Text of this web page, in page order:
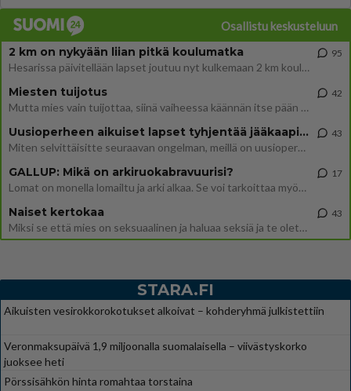
Osallistu keskusteluun
2 km on nykyään liian pitkä koulumatka
Hesarissa päivitellään lapset joutuu nyt kulkemaan 2 km kouluun jösses. Ruostefillarilla tuo matka menee vaikka miten äk
95
Miesten tuijotus
Mutta mies vain tuijottaa, siinä vaiheessa käännän itse pään pois. Mikä juttu? Yleensä jos joku tuijottaa tai katsoo, hä
42
Uusioperheen aikuiset lapset tyhjentää jääkaapin käydessään
Miten selvittäisitte seuraavan ongelman, meillä on uusioperhe, minulla teini-ikäiset lapset ja puolisolla aikuiset, jotk
43
GALLUP: Mikä on arkiruokabravuurisi?
Lomat on monella lomailtu ja arki alkaa. Se voi tarkoittaa myös sitä, että grillailut on grillattu ja palataan arjen ruo
17
Naiset kertokaa
Miksi se että mies on seksuaalinen ja haluaa seksiä ja te olette hänen mielestänne haluttava on vastenmielistä? Mikä sii
43
STARA.FI
Aikuisten vesirokkorokotukset alkoivat – kohderyhmä julkistettiin
Veronmaksupäivä 1,9 miljoonalla suomalaisella – viivästyskorko
juoksee heti
Pörssisähkön hinta romahtaa torstaina